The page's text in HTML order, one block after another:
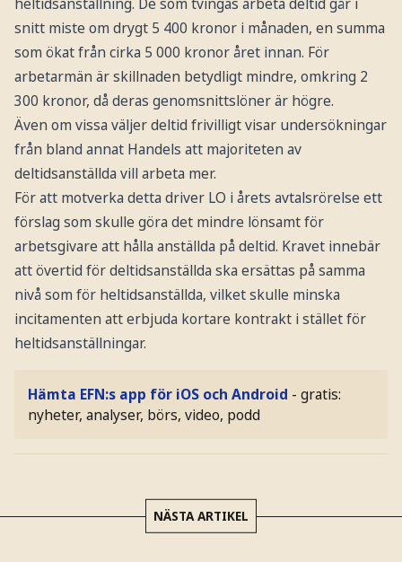
snitt miste om drygt 5 400 kronor i månaden, en summa
som ökat från cirka 5 000 kronor året innan. För
arbetarmän är skillnaden betydligt mindre, omkring 2
300 kronor, då deras genomsnittslöner är högre.
Även om vissa väljer deltid frivilligt visar undersökningar
från bland annat Handels att majoriteten av
deltidsanställda vill arbeta mer.
För att motverka detta driver LO i årets avtalsrörelse ett
förslag som skulle göra det mindre lönsamt för
arbetsgivare att hålla anställda på deltid. Kravet innebär
att övertid för deltidsanställda ska ersättas på samma
nivå som för heltidsanställda, vilket skulle minska
incitamenten att erbjuda kortare kontrakt i stället för
heltidsanställningar.
Hämta EFN:s app för iOS och Android - gratis:
nyheter, analyser, börs, video, podd
NÄSTA ARTIKEL